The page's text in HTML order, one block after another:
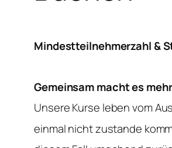
Mindestteilnehmerzahl &
Gemeinsam macht es
Unsere Kurse leben vom
einmal nicht zustande